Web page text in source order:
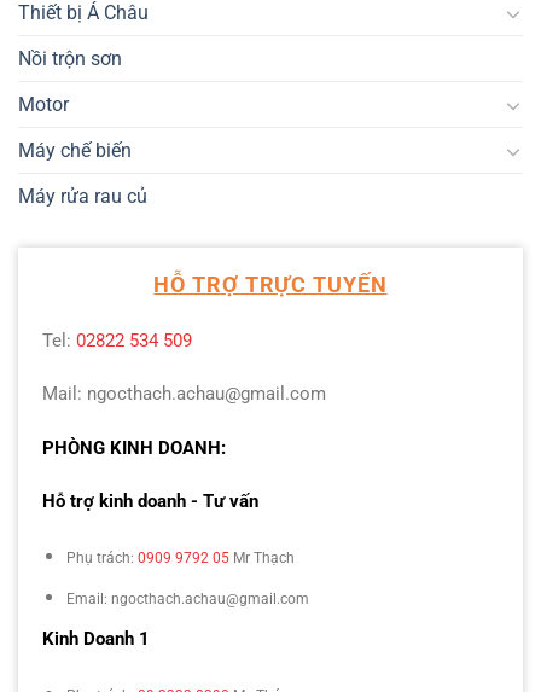
Thiết bị Á Châu
Nồi trộn sơn
Motor
Máy chế biến
Máy rửa rau củ
HỖ TRỢ TRỰC TUYẾN
Tel: 02822 534 509
Mail: ngocthach.achau@gmail.com
PHÒNG KINH DOANH:
Hỗ trợ kinh doanh - Tư vấn
Phụ trách: 0909 9792 05 Mr Thạch
Email: ngocthach.achau@gmail.com
Kinh Doanh 1